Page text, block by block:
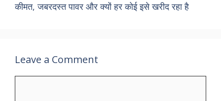
कीमत, जबरदस्त पावर और क्यों हर कोई इसे खरीद रहा है
Leave a Comment